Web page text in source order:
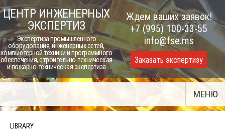
Skip
to
content
ЦЕНТР ИНЖЕНЕРНЫХ
ЭКСПЕРТИЗ
Экспертиза промышленного
оборудования, инженерных сетей,
компьютерной техники и программного
обеспечения, строительно-техническая
и пожарно-техническая экспертиза
Ждем ваших заявок!
+7 (995) 100-33-55
info@fse.ms
Заказать экспертизу
МЕНЮ
LIBRARY